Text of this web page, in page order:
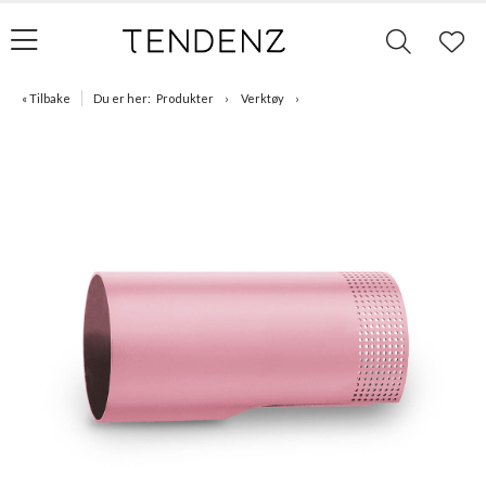
« Tilbake Du er her: Produkter Verktøy